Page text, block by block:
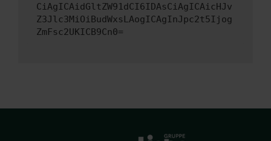
CiAgICAidGltZW91dCI6IDAsCiAgICAicHJv
Z3Jlc3MiOiBudWxsLAogICAgInJpc2t5Ijog
ZmFsc2UKICB9Cn0=